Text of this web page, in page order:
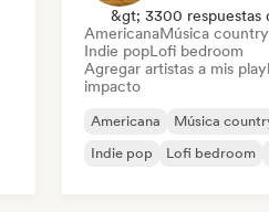
&gt; 3300 respuestas
AmericanaMúsica country
Indie popLofi bedroom
Agregar artistas a mis
impacto
Americana Música
Indie pop
Lofi bedroom